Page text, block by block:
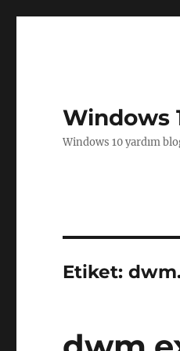
Windows
Windows 10 yardım
Etiket: